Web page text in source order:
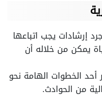
إرشادات يجب اتباعها
يمكن من خلاله أن
أحد الخطوات الهامة نحو
من الحوادث.